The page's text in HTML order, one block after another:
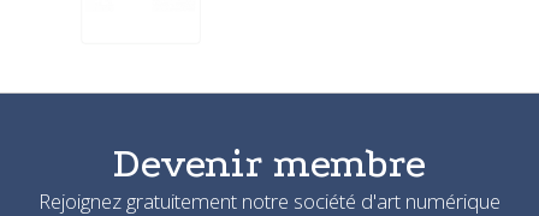
Devenir membre
Rejoignez gratuitement notre société d'art numérique